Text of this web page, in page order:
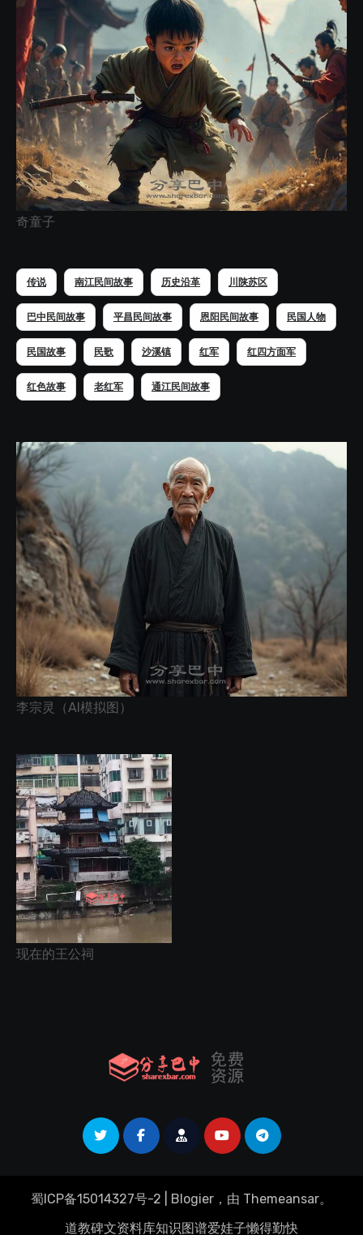
奇童子
传说 南江民间故事 历史沿革 川陕苏区
巴中民间故事 平昌民间故事 恩阳民间故事 民国人物
民国故事 民歌 沙溪镇 红军 红四方面军
红色故事 老红军 通江民间故事
李宗灵（AI模拟图）
现在的王公祠
蜀ICP备15014327号-2 Blogier ，由 Themeansar。
道教碑文资料库知识图谱爱娃子懒得勤快